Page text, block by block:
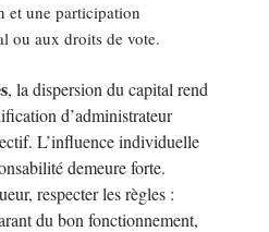
et une participation
ou aux droits de vote.
, la dispersion du capital rend
d’administrateur
L’influence individuelle
demeure forte.
respecter les règles :
du bon fonctionnement,